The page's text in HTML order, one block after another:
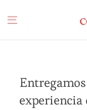
experiencia